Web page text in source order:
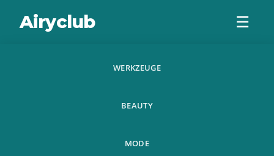
Airyclub ☰
WERKZEUGE
BEAUTY
MODE
Trampolin Nach
Hause Kinder